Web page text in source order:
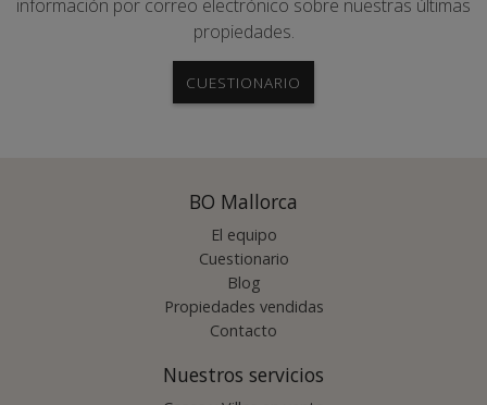
información por correo electrónico sobre nuestras últimas
propiedades.
CUESTIONARIO
BO Mallorca
El equipo
Cuestionario
Blog
Propiedades vendidas
Contacto
Nuestros servicios